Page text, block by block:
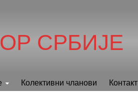
СРБИЈЕ
Колективни чланови Контакт